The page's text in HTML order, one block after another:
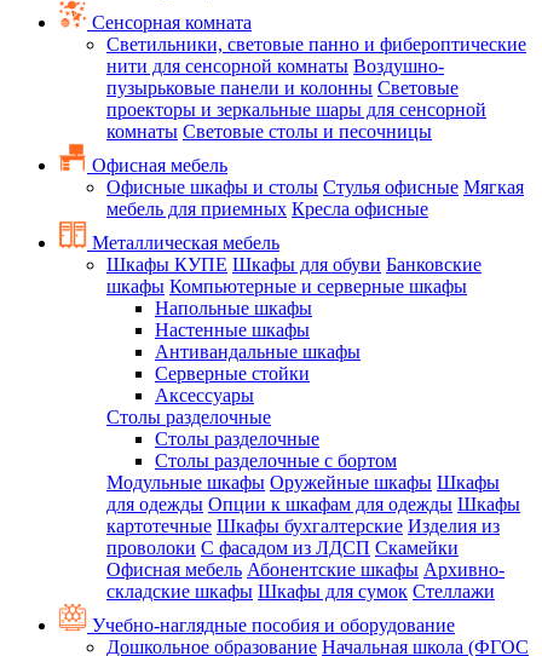
Сенсорная комната
Светильники, световые панно и фибероптические
нити для сенсорной комнаты Воздушно-
пузырьковые панели и колонны Световые
проекторы и зеркальные шары для сенсорной
комнаты Световые столы и песочницы
Офисная мебель
Офисные шкафы и столы Стулья офисные Мягкая
мебель для приемных Кресла офисные
Металлическая мебель
Шкафы КУПЕ Шкафы для обуви Банковские
шкафы Компьютерные и серверные шкафы
Напольные шкафы
Настенные шкафы
Антивандальные шкафы
Серверные стойки
Аксессуары
Столы разделочные
Столы разделочные
Столы разделочные с бортом
Модульные шкафы Оружейные шкафы Шкафы
для одежды Опции к шкафам для одежды Шкафы
картотечные Шкафы бухгалтерские Изделия из
проволоки С фасадом из ЛДСП Скамейки
Офисная мебель Абонентские шкафы Архивно-
складские шкафы Шкафы для сумок Стеллажи
Учебно-наглядные пособия и оборудование
Дошкольное образование Начальная школа (ФГОС